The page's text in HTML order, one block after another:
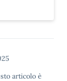
articolo è